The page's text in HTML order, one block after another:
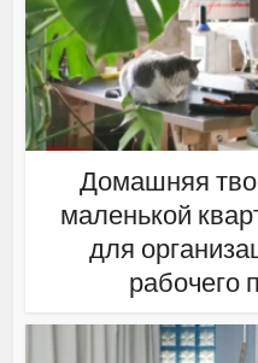
Домашняя
маленькой
для
рабочего